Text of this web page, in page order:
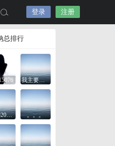
登录 注册
总排行
我主要是想看看
3906420743 。。。